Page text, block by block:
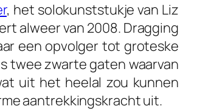
, het solokunststukje van Liz
alweer van 2008. Dragging
een opvolger tot groteske
twee zwarte gaten waarvan
uit het heelal zou kunnen
aantrekkingskracht uit.